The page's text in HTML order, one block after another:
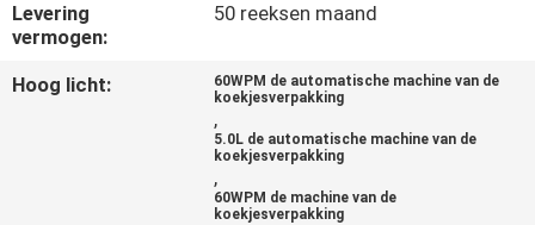
ONS
OP
Levering
vermogen:
50 reeksen maand
Hoog licht:
60WPM de automatische machine van de
koekjesverpakking
,
5.0L de automatische machine van de
koekjesverpakking
,
60WPM de machine van de
koekjesverpakking